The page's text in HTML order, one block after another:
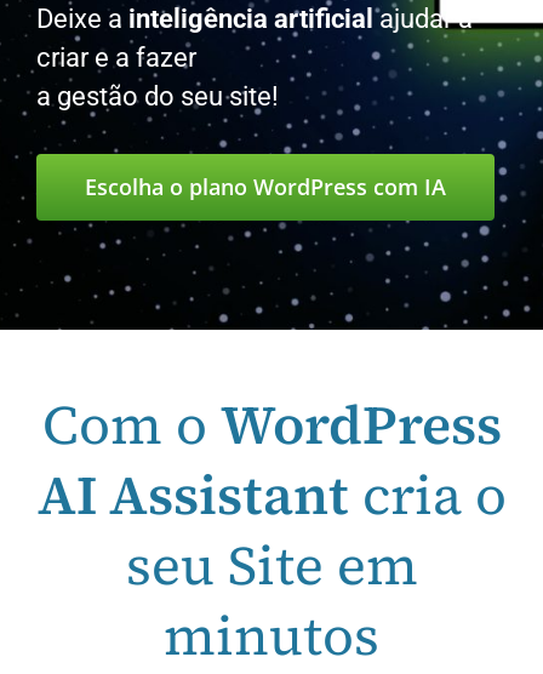
Deixe a inteligência artificial ajudar a
criar e a fazer
a gestão do seu site!
Escolha o plano WordPress com IA
Com o WordPress
AI Assistant cria o
seu Site em
minutos